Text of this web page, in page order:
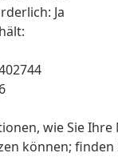
Ja
wie Sie Ihre
können; finden